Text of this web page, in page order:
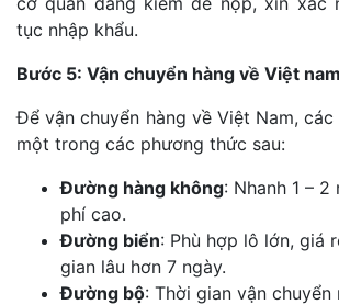
tục nhập khẩu.
Bước 5: Vận chuyển hàng về Việt nam
Để vận chuyển hàng về Việt Nam,
một trong các phương thức sau:
Đường hàng không: Nhanh 1 –
phí cao.
Đường biển: Phù hợp lô lớn, giá
gian lâu hơn 7 ngày.
Đường bộ: Thời gian vận chuyển